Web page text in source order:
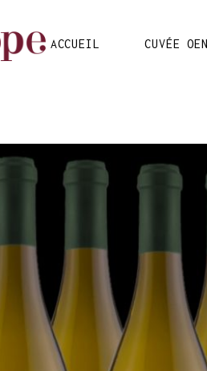
ACCUEIL CUVÉE